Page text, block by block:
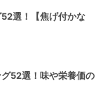
選！【焦げ付かな
52選！味や栄養価の